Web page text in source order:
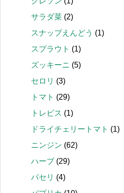
サラダ菜 (2)
スナップえんどう (1)
スプラウト (1)
ズッキーニ (5)
セロリ (3)
トマト (29)
トレビス (1)
ドライチェリートマト (1)
ニンジン (62)
ハーブ (29)
パセリ (4)